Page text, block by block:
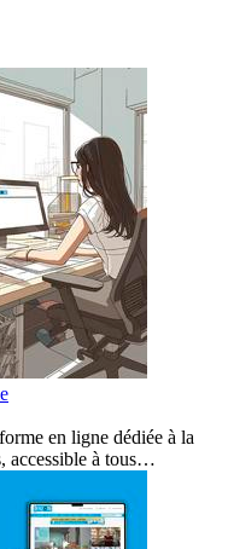
en ligne dédiée à la
accessible à tous…